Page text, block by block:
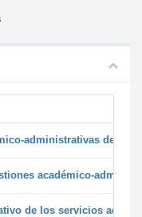
administrativas de la
académico-
de los servicios